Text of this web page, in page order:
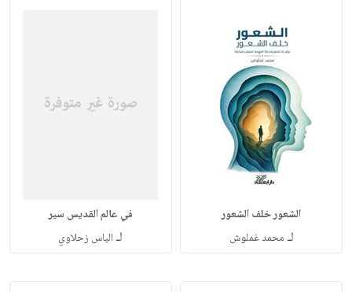
الشعور خلف الشعور
لـ محمد غملوش
في عالم القديس سير
لـ الياس زحلاوي